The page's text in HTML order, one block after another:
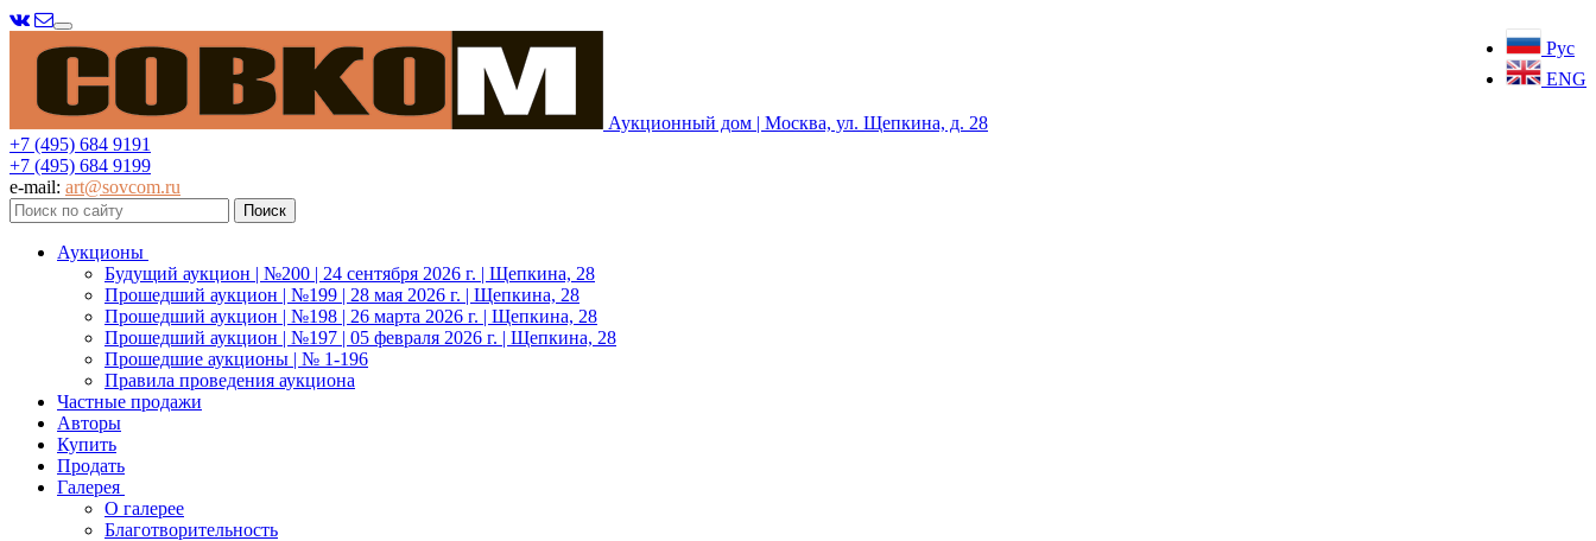
Рус
ENG
Меню
Аукционный дом | Москва, ул. Щепкина, д. 28
+7 (495) 684 9191
+7 (495) 684 9199
e-mail: art@sovcom.ru
Аукционы
Будущий аукцион | №200 | 24 сентября 2026 г. | Щепкина, 28
Прошедший аукцион | №199 | 28 мая 2026 г. | Щепкина, 28
Прошедший аукцион | №198 | 26 марта 2026 г. | Щепкина, 28
Прошедший аукцион | №197 | 05 февраля 2026 г. | Щепкина, 28
Прошедшие аукционы | № 1-196
Правила проведения аукциона
Частные продажи
Авторы
Купить
Продать
Галерея
О галерее
Благотворительность